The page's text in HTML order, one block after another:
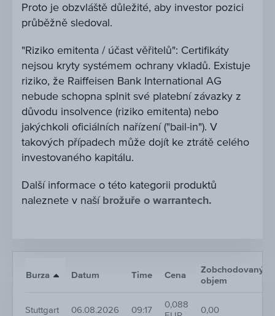
Proto je obzvláště důležité, aby investor pozici
průběžně sledoval.
"Riziko emitenta / účast věřitelů": Certifikáty
nejsou kryty systémem ochrany vkladů. Existuje
riziko, že Raiffeisen Bank International AG
nebude schopna splnit své platební závazky z
důvodu insolvence (riziko emitenta) nebo
jakýchkoli oficiálních nařízení ("bail-in"). V
takových případech může dojít ke ztrátě celého
investovaného kapitálu.
Další informace o této kategorii produktů
naleznete v naší brožuře o warrantech.
Burza Datum Time Cena
Zobchodovaný
objem
Stuttgart 06.08.2026 09:17
0,088
0,00